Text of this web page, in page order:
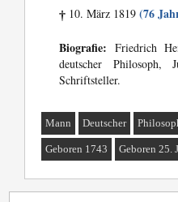
† 10. März 1819(76
Biografie: Friedrich
deutscher Philosoph,
Schriftsteller.
Mann Deutscher
Geboren 1743 Geboren 25.